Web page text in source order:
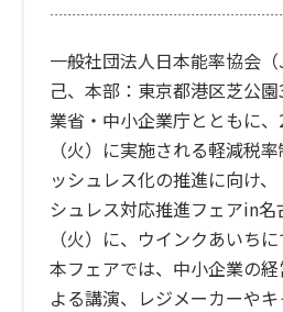
一般社団法人日本能率協会
己、本部：東京都港区芝公
業省・中小企業庁とともに
（火）に実施される軽減税
ッシュレス化の推進に向け
シュレス対応推進フェアin名
（火）に、ウインクあいちに
本フェアでは、中小企業の
よる講演、レジメーカーや